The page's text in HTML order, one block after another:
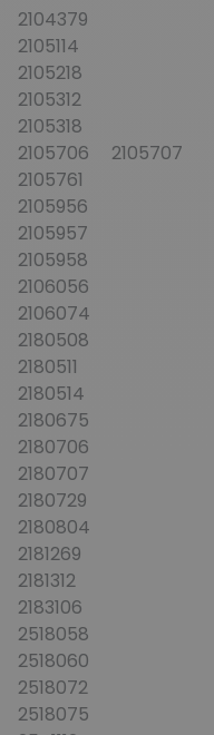
2104379
2105114
2105218
2105312
2105318
2105706 2105707
2105761
2105956
2105957
2105958
2106056
2106074
2180508
2180511
2180514
2180675
2180706
2180707
2180729
2180804
2181269
2181312
2183106
2518058
2518060
2518072
2518075